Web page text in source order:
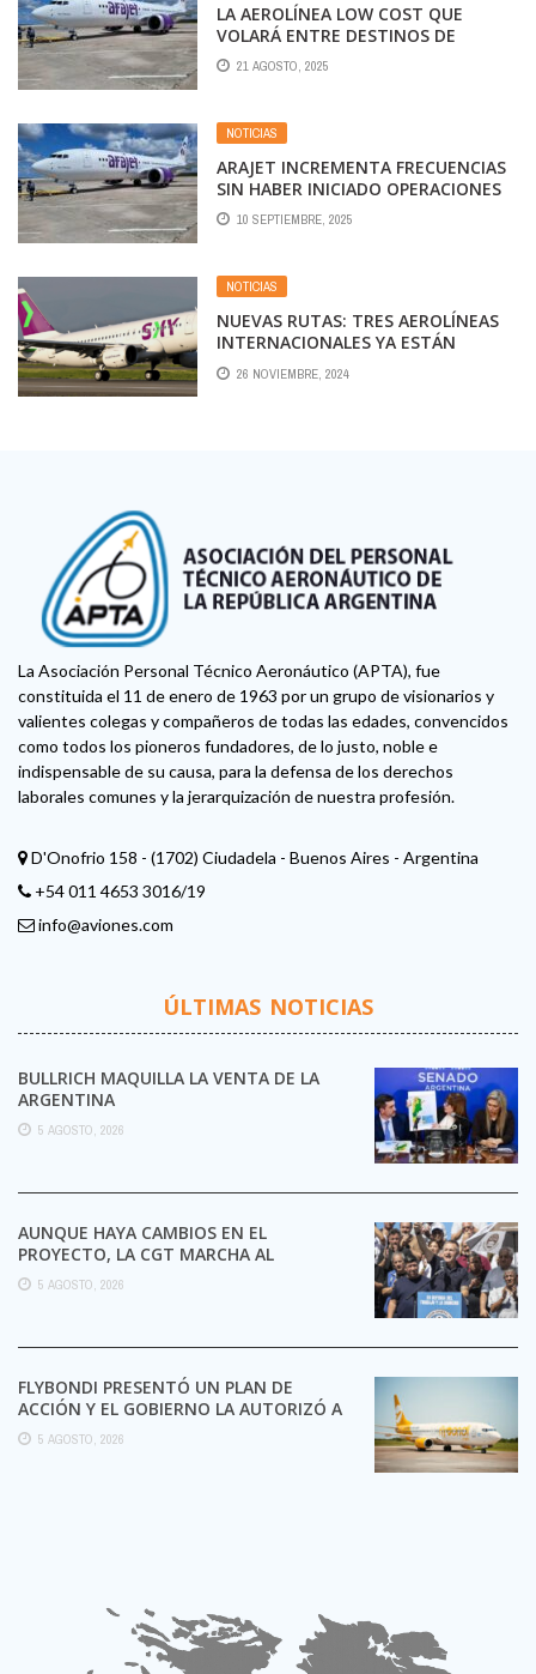
LA AEROLÍNEA LOW COST QUE
VOLARÁ ENTRE DESTINOS DE
ARGENTINA Y EL CARIBE
21 AGOSTO, 2025
NOTICIAS
ARAJET INCREMENTA FRECUENCIAS
SIN HABER INICIADO OPERACIONES
10 SEPTIEMBRE, 2025
NOTICIAS
NUEVAS RUTAS: TRES AEROLÍNEAS
INTERNACIONALES YA ESTÁN
HABILITADAS PARA VOLAR EN LOS
CIELOS ABIERTOS ARGENTINOS
26 NOVIEMBRE, 2024
La Asociación Personal Técnico Aeronáutico (APTA), fue
constituida el 11 de enero de 1963 por un grupo de visionarios y
valientes colegas y compañeros de todas las edades, convencidos
como todos los pioneros fundadores, de lo justo, noble e
indispensable de su causa, para la defensa de los derechos
laborales comunes y la jerarquización de nuestra profesión.
D'Onofrio 158 - (1702) Ciudadela - Buenos Aires - Argentina
+54 011 4653 3016/19
info@aviones.com
ÚLTIMAS NOTICIAS
BULLRICH MAQUILLA LA VENTA DE LA
ARGENTINA
5 AGOSTO, 2026
AUNQUE HAYA CAMBIOS EN EL
PROYECTO, LA CGT MARCHA AL
CONGRESO CONTRA LA LEY DE ...
5 AGOSTO, 2026
FLYBONDI PRESENTÓ UN PLAN DE
ACCIÓN Y EL GOBIERNO LA AUTORIZÓ A
SEGUIR OPERANDO
5 AGOSTO, 2026